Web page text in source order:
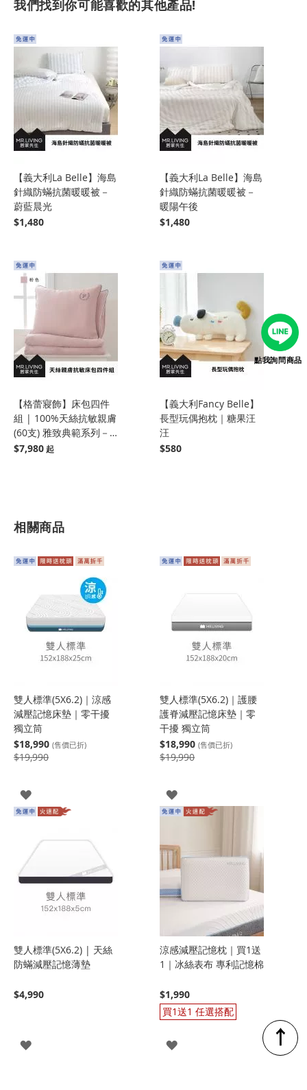
我們找到你可能喜歡的其他產品!
【義大利La Belle】海島
針織防蟎抗菌暖暖被－
蔚藍晨光
$1,480
【義大利La Belle】海島
針織防蟎抗菌暖暖被－
暖陽午後
$1,480
【格蕾寢飾】床包四件
組 | 100%天絲抗敏親膚
(60支) 雅致典範系列－
粉色
$7,980
【義大利Fancy Belle】
長型玩偶抱枕｜糖果汪
汪
$580
相關商品
雙人標準(5X6.2)｜涼感
減壓記憶床墊｜零干擾
獨立筒
$18,990 (售價已折)
$19,990
登
入
雙人標準(5X6.2)｜護腰
護脊減壓記憶床墊｜零
干擾 獨立筒
$18,990 (售價已折)
$19,990
登
入
雙人標準(5X6.2) | 天絲
防蟎減壓記憶薄墊
$4,990
登
涼感減壓記憶枕｜買1送
1｜冰絲表布 專利記憶棉
$1,990
買1送1 任選搭配
登
↑
點我詢問商品